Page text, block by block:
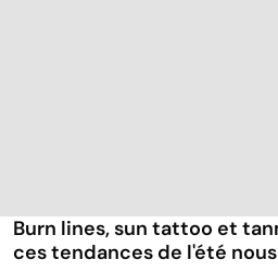
Burn lines, sun tattoo et
ces tendances de l'été